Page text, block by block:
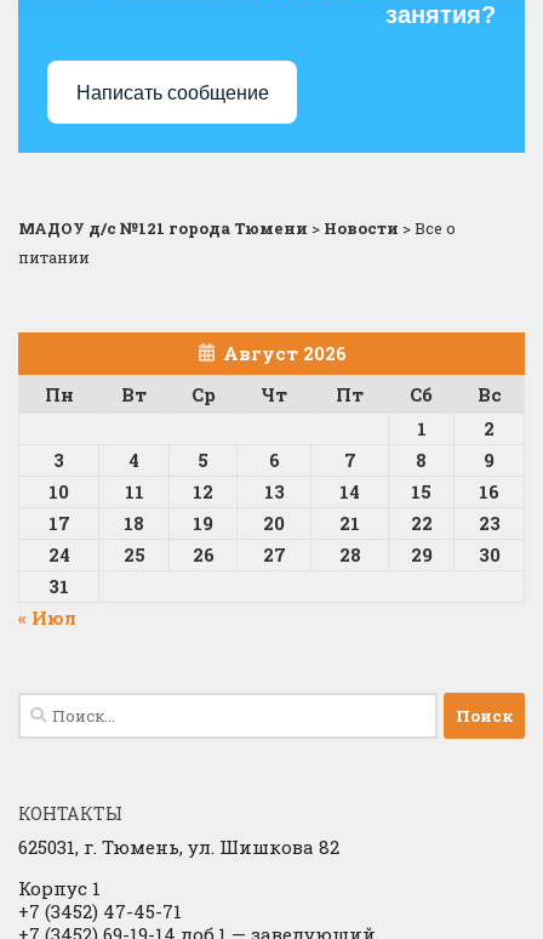
занятия?
Написать сообщение
МАДОУ д/с №121 города Тюмени > Новости >Все о
питании
Август 2026
Пн
Вт Ср Чт Пт Сб
Вс
1
2
3
4 5 6 7 8
9
10
11 12 13 14 15
16
17
18 19 20 21 22
23
24
25 26 27 28 29
30
31
« Июл
Найти:
КОНТАКТЫ
625031, г. Тюмень, ул. Шишкова 82
Корпус 1
+7 (3452) 47-45-71